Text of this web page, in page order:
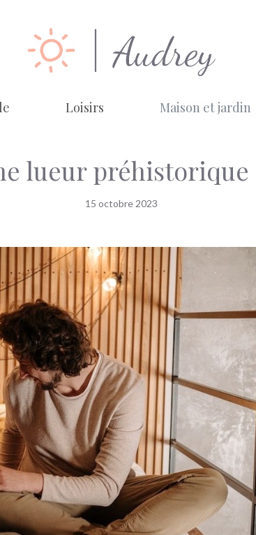
Loisirs Maison et jardin
lueur
15 octobre 2023